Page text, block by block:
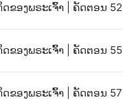
ຂອງພຣະເຈົ້າ | ຄັດຕອນ 52
ຂອງພຣະເຈົ້າ | ຄັດຕອນ 55
ຂອງພຣະເຈົ້າ | ຄັດຕອນ 57